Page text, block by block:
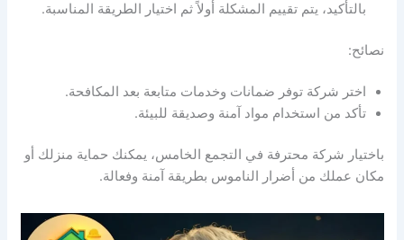
بالتأكيد، يتم تقييم المشكلة أولاً ثم اختيار الطريقة المناسبة.
نصائح:
اختر شركة توفر ضمانات وخدمات متابعة بعد المكافحة.
تأكد من استخدام مواد آمنة وصديقة للبيئة.
باختيار شركة محترفة في التجمع الخامس، يمكنك حماية منزلك أو
مكان عملك من أضرار الناموس بطريقة آمنة وفعالة.